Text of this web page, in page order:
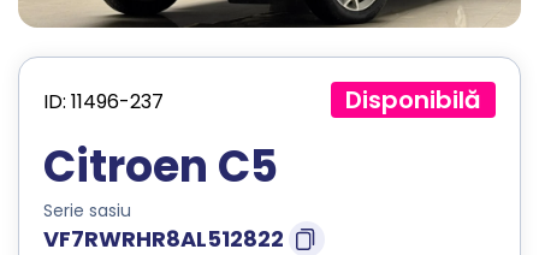
ID: 11496-237 Disponibilă
Citroen C5
Serie sasiu
VF7RWRHR8AL512822